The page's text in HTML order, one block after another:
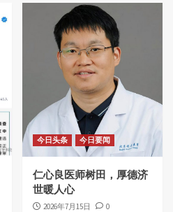
今日头条 今日要闻
仁心良医师树田，厚德济
世暖人心
2026年7月15日 0